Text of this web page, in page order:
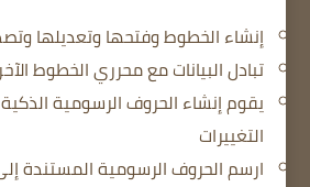
إنشاء الخطوط وفتحها وتعديلها
تبادل البيانات مع محرري الخطوط
يقوم إنشاء الحروف الرسومية
التغييرات
ارسم الحروف الرسومية المستندة